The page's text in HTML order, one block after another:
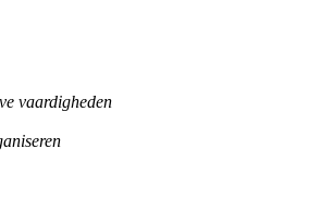
vaardigheden